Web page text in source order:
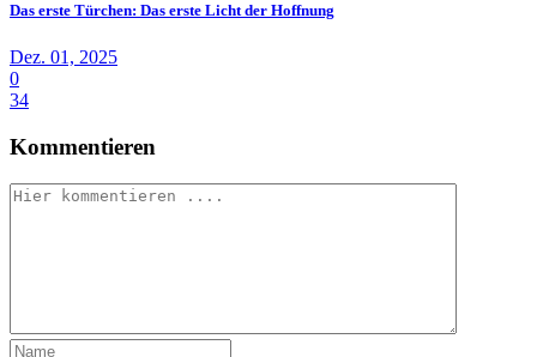
Das erste Türchen: Das erste Licht der Hoffnung
Dez. 01, 2025
0
34
Kommentieren